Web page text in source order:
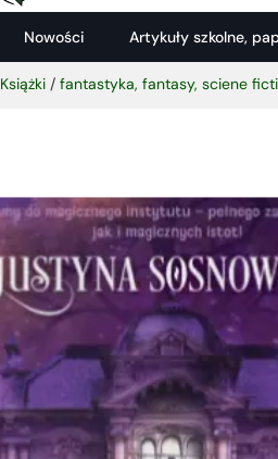
Nowości Artykuły szkolne,
Książki / fantastyka, fantasy, sciene